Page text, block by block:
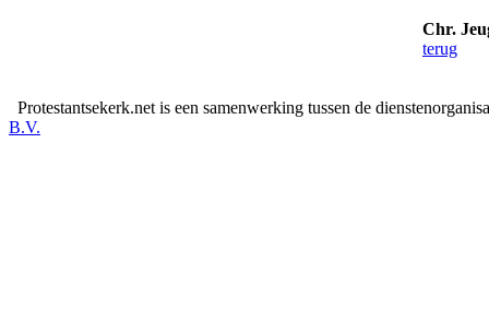
Chr.
terug
Protestantsekerk.net is een samenwerking tussen de
B.V.